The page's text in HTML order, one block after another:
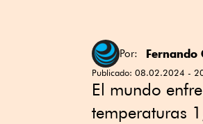
Por: Fernando
Publicado: 08.02.2024 -
El mundo
temperaturas